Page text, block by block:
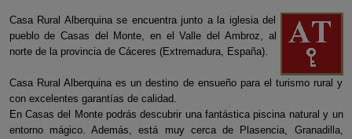
Casa Rural Alberquina se encuentra junto a la iglesia del
pueblo de Casas del Monte, en el Valle del Ambroz, al
norte de la provincia de Cáceres (Extremadura, España).
Casa Rural Alberquina es un destino de ensueño para el turismo rural y
con excelentes garantías de calidad.
En Casas del Monte podrás descubrir una fantástica piscina natural y un
entorno mágico. Además, está muy cerca de Plasencia, Granadilla,